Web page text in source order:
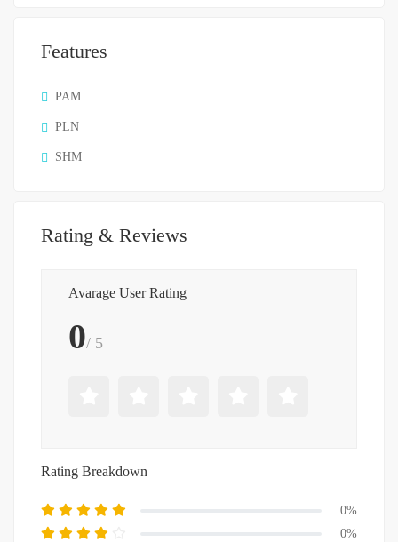
Features
PAM
PLN
SHM
Rating & Reviews
Avarage User Rating
0/ 5
Rating Breakdown
0%
0%